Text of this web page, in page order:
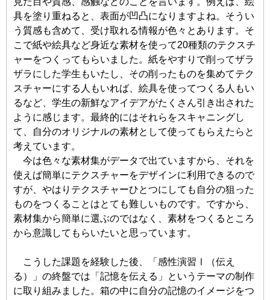
具を塗り重ねると、表面が凹凸になりますよね。そうい
う質感も含めて、受け取れる情報が色々とあります。そ
こで紙や絵具など身近な素材を使って20種類のテクスチ
ャーをつくってもらいました。紙をやすりで削ってザラ
ザラにした学生もいたし、その削ったものを集めてテク
スチャーにする人もいれば、絵具を使ってつくる人もい
るなど、学生の新鮮なアイデアがたくさん引き出された
ように感じます。最終的にはそれらをスキャニングし
て、自分のオリジナルの素材として使ってもらえたらと
考えています。
今は色々な素材集がデータで出ていますから、それを
使えば簡単にテクスチャーをデザインに利用できるので
すが、やはりテクスチャーひとつにしても自分の狙った
ものをつくることはとても難しいものです。ですから、
素材集から簡単に選ぶのではなく、素材をつくるところ
から意識してもらいたいと思っています。
こうした課題を経験した後、「感性演習Ⅰ（伝え
る）」の終盤では「記憶を伝える」というテーマの制作
に取り組みました。箱の中に自分の記憶のイメージをつ